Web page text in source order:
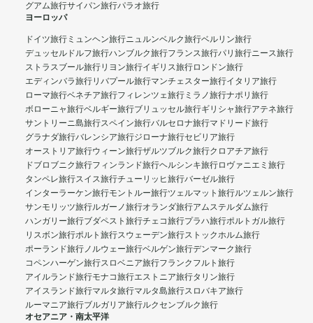
グアム旅行サイパン旅行パラオ旅行
ヨーロッパ
ドイツ旅行 ミュンヘン旅行ニュルンベルク旅行ベルリン旅行
デュッセルドルフ旅行ハンブルク旅行フランス旅行パリ旅行ニース旅行
ストラスブール旅行リヨン旅行イギリス旅行ロンドン旅行
エディンバラ旅行リバプール旅行マンチェスター旅行イタリア旅行
ローマ旅行ベネチア旅行フィレンツェ旅行 ミラノ旅行ナポリ旅行
ボローニャ旅行ベルギー旅行ブリュッセル旅行ギリシャ旅行アテネ旅行
サントリーニ島旅行スペイン旅行バルセロナ旅行マドリード旅行
グラナダ旅行バレンシア旅行ジローナ旅行セビリア旅行
オーストリア旅行ウィーン旅行ザルツブルク旅行クロアチア旅行
ドブロブニク旅行フィンランド旅行ヘルシンキ旅行ロヴァニエミ旅行
タンペレ旅行スイス旅行チューリッヒ旅行バーゼル旅行
インターラーケン旅行モントルー旅行ツェルマット旅行ルツェルン旅行
サンモリッツ旅行ルガーノ旅行オランダ旅行アムステルダム旅行
ハンガリー旅行ブダペスト旅行チェコ旅行プラハ旅行ポルトガル旅行
リスボン旅行ポルト旅行スウェーデン旅行ストックホルム旅行
ポーランド旅行ノルウェー旅行ベルゲン旅行デンマーク旅行
コペンハーゲン旅行スロベニア旅行フランクフルト旅行
アイルランド旅行モナコ旅行エストニア旅行タリン旅行
アイスランド旅行マルタ旅行マルタ島旅行スロバキア旅行
ルーマニア旅行ブルガリア旅行ルクセンブルク旅行
オセアニア・南太平洋